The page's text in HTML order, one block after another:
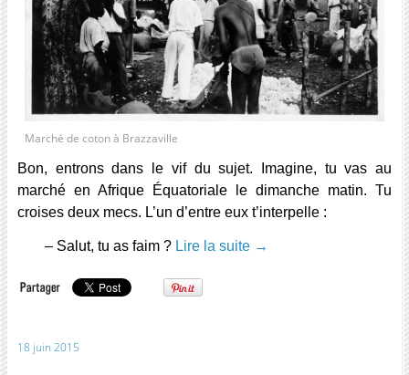
Marché de coton à Brazzaville
Bon, entrons dans le vif du sujet. Imagine, tu vas au
marché en Afrique Équatoriale le dimanche matin. Tu
croises deux mecs. L’un d’entre eux t’interpelle :
– Salut, tu as faim ? Lire la suite →
18 juin 2015